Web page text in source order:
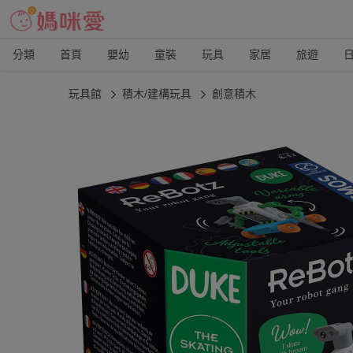
分類 首頁 嬰幼 童裝 玩具 家居 旅遊
玩具館 積木/建構玩具 創意積木